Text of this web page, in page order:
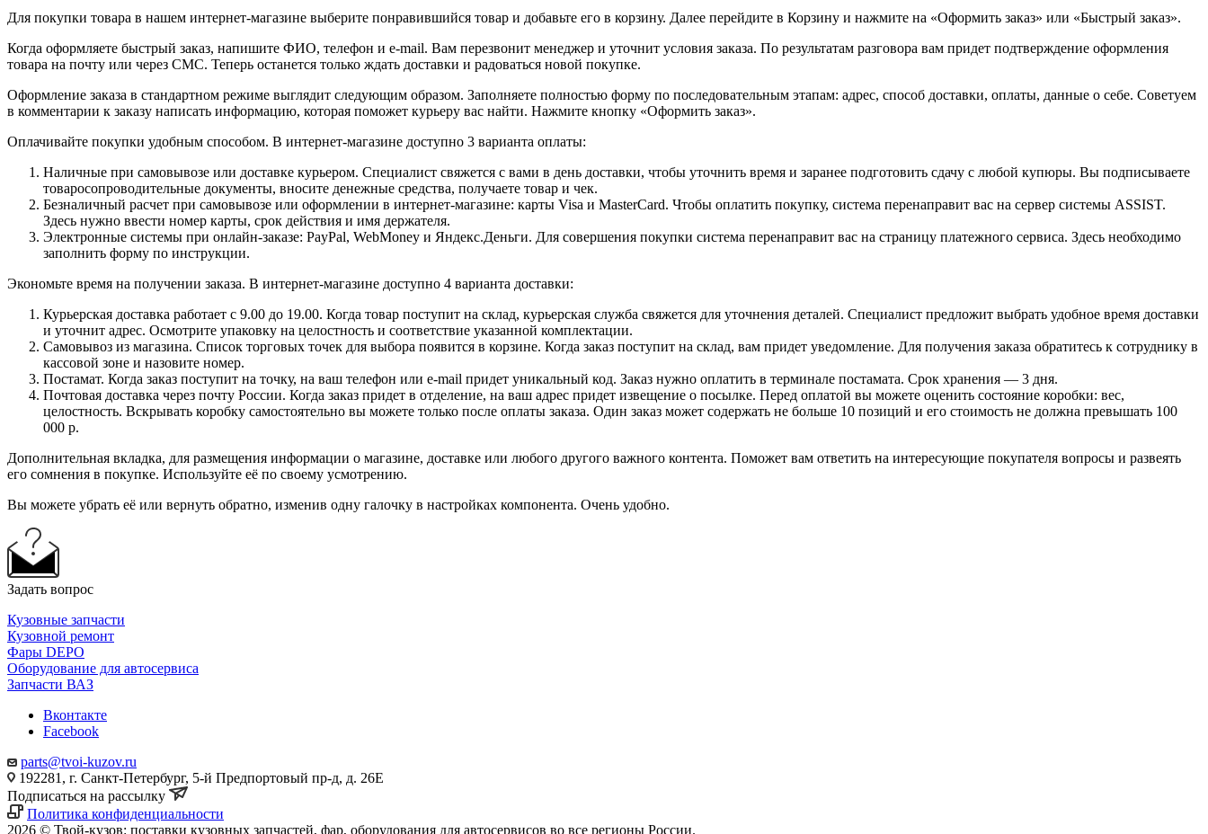
Для покупки товара в нашем интернет-магазине выберите понравившийся товар и добавьте его в корзину. Далее перейдите в Корзину и нажмите на «Оформить заказ» или «Быстрый заказ».
Когда оформляете быстрый заказ, напишите ФИО, телефон и e-mail. Вам перезвонит менеджер и уточнит условия заказа. По результатам разговора вам придет подтверждение оформления
товара на почту или через СМС. Теперь останется только ждать доставки и радоваться новой покупке.
Оформление заказа в стандартном режиме выглядит следующим образом. Заполняете полностью форму по последовательным этапам: адрес, способ доставки, оплаты, данные о себе. Советуем
в комментарии к заказу написать информацию, которая поможет курьеру вас найти. Нажмите кнопку «Оформить заказ».
Оплачивайте покупки удобным способом. В интернет-магазине доступно 3 варианта оплаты:
Наличные при самовывозе или доставке курьером. Специалист свяжется с вами в день доставки, чтобы уточнить время и заранее подготовить сдачу с любой купюры. Вы подписываете
товаросопроводительные документы, вносите денежные средства, получаете товар и чек.
Безналичный расчет при самовывозе или оформлении в интернет-магазине: карты Visa и MasterCard. Чтобы оплатить покупку, система перенаправит вас на сервер системы ASSIST.
Здесь нужно ввести номер карты, срок действия и имя держателя.
Электронные системы при онлайн-заказе: PayPal, WebMoney и Яндекс.Деньги. Для совершения покупки система перенаправит вас на страницу платежного сервиса. Здесь необходимо
заполнить форму по инструкции.
Экономьте время на получении заказа. В интернет-магазине доступно 4 варианта доставки:
Курьерская доставка работает с 9.00 до 19.00. Когда товар поступит на склад, курьерская служба свяжется для уточнения деталей. Специалист предложит выбрать удобное время доставки
и уточнит адрес. Осмотрите упаковку на целостность и соответствие указанной комплектации.
Самовывоз из магазина. Список торговых точек для выбора появится в корзине. Когда заказ поступит на склад, вам придет уведомление. Для получения заказа обратитесь к сотруднику в
кассовой зоне и назовите номер.
Постамат. Когда заказ поступит на точку, на ваш телефон или e-mail придет уникальный код. Заказ нужно оплатить в терминале постамата. Срок хранения — 3 дня.
Почтовая доставка через почту России. Когда заказ придет в отделение, на ваш адрес придет извещение о посылке. Перед оплатой вы можете оценить состояние коробки: вес,
целостность. Вскрывать коробку самостоятельно вы можете только после оплаты заказа. Один заказ может содержать не больше 10 позиций и его стоимость не должна превышать 100
000 р.
Дополнительная вкладка, для размещения информации о магазине, доставке или любого другого важного контента. Поможет вам ответить на интересующие покупателя вопросы и развеять
его сомнения в покупке. Используйте её по своему усмотрению.
Вы можете убрать её или вернуть обратно, изменив одну галочку в настройках компонента. Очень удобно.
Задать вопрос
Кузовные запчасти
Кузовной ремонт
Фары DEPO
Оборудование для автосервиса
Запчасти ВАЗ
Вконтакте
Facebook
parts@tvoi-kuzov.ru
192281, г. Санкт-Петербург, 5-й Предпортовый пр-д, д. 26Е
Подписаться на рассылку
Политика конфиденциальности
2026 © Твой-кузов: поставки кузовных запчастей, фар, оборудования для автосервисов во все регионы России.